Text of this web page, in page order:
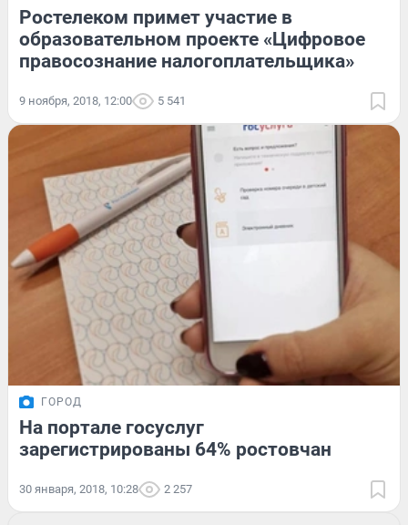
Ростелеком примет участие в
образовательном проекте «Цифровое
правосознание налогоплательщика»
9 ноября, 2018, 12:00 5 541
ГОРОД
На портале госуслуг
зарегистрированы 64% ростовчан
30 января, 2018, 10:28 2 257